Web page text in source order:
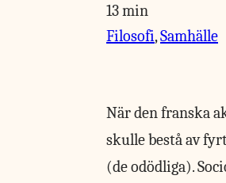
13 min
Filosofi,Samhälle
När den franska
skulle bestå av
(de odödliga).